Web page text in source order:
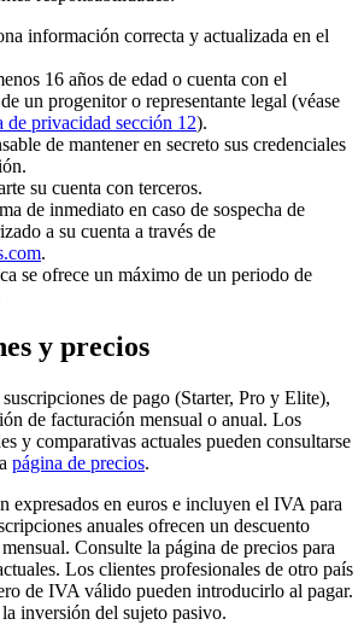
información correcta y actualizada en el
16 años de edad o cuenta con el
un progenitor o representante legal (véase
de privacidad sección 12).
de mantener en secreto sus credenciales
su cuenta con terceros.
de inmediato en caso de sospecha de
a su cuenta a través de
.
se ofrece un máximo de un periodo de
y precios
de pago (Starter, Pro y Elite),
de facturación mensual o anual. Los
y comparativas actuales pueden consultarse
página de precios.
expresados en euros e incluyen el IVA para
anuales ofrecen un descuento
Consulte la página de precios para
Los clientes profesionales de otro país
de IVA válido pueden introducirlo al pagar.
inversión del sujeto pasivo.